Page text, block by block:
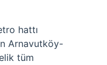
hattı
Arnavutköy-
tüm